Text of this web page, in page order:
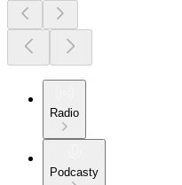
Radio
Podcasty